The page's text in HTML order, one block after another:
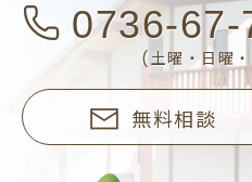
0736-67-
(土曜・日曜
無料相談